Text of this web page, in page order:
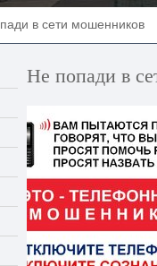
в сети мошенников
Не попади в